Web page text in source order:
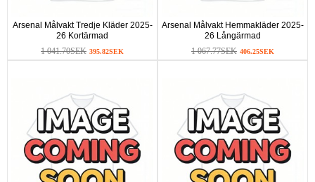
Arsenal Målvakt Tredje Kläder 2025-
26 Kortärmad
1 041.70SEK 395.82SEK
Arsenal Målvakt Hemmakläder 2025-
26 Långärmad
1 067.77SEK 406.25SEK